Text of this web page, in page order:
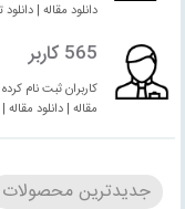
دانلود مقاله |
565 کاربر
کاربران ثبت نام
مقاله | دانلود
جدیدترین محصولات